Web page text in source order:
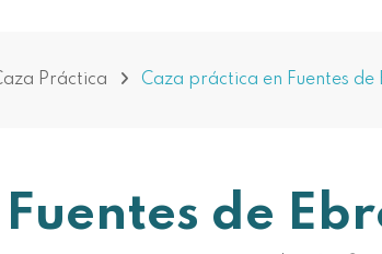
Práctica Caza práctica en Fuentes
de